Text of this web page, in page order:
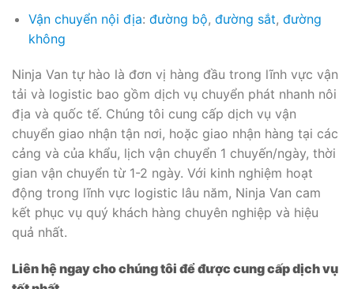
Vận chuyển nội địa: đường bộ, đường sắt, đường
không
Ninja Van tự hào là đơn vị hàng đầu trong lĩnh vực vận
tải và logistic bao gồm dịch vụ chuyển phát nhanh nôi
địa và quốc tế. Chúng tôi cung cấp dịch vụ vận
chuyển giao nhận tận nơi, hoặc giao nhận hàng tại các
cảng và của khẩu, lịch vận chuyển 1 chuyến/ngày, thời
gian vận chuyển từ 1-2 ngày. Với kinh nghiệm hoạt
động trong lĩnh vực logistic lâu năm, Ninja Van cam
kết phục vụ quý khách hàng chuyên nghiệp và hiệu
quả nhất.
Liên hệ ngay cho chúng tôi để được cung cấp dịch vụ